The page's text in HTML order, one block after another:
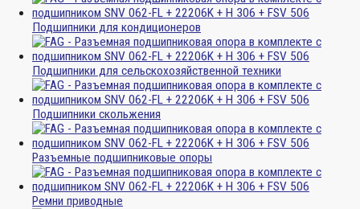
Подшипники для кондиционеров
Подшипники для сельскохозяйственной техники
Подшипники скольжения
Разъемные подшипниковые опоры
Ремни приводные